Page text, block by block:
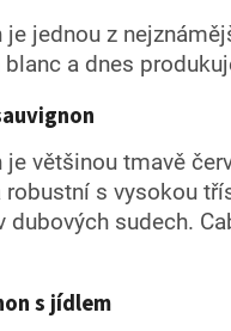
je jednou z
a dnes
je většinou tmavě
robustní s vysokou
dubových sudech.
s jídlem